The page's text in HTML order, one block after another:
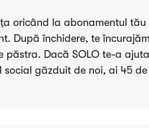
oricând la abonamentul
După închidere, te
păstra. Dacă SOLO te-a
social găzduit de noi, ai 45